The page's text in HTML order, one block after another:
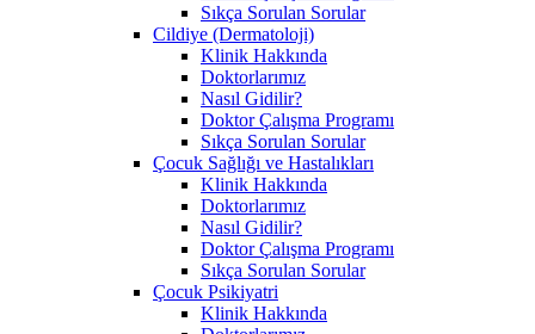
Sıkça Sorulan Sorular
Cildiye (Dermatoloji)
Klinik Hakkında
Doktorlarımız
Nasıl Gidilir?
Doktor Çalışma Programı
Sıkça Sorulan Sorular
Çocuk Sağlığı ve Hastalıkları
Klinik Hakkında
Doktorlarımız
Nasıl Gidilir?
Doktor Çalışma Programı
Sıkça Sorulan Sorular
Çocuk Psikiyatri
Klinik Hakkında